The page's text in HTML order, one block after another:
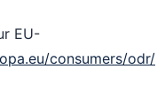
EU-
consumers/odr/